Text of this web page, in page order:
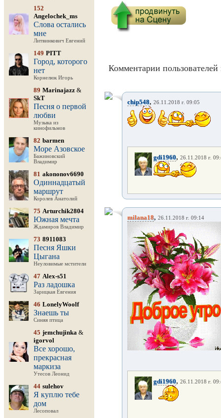
152
Angelochek_ms
Слова остались
мне
Литвинкович Евгений
149 PITT
Город, которого
нет
Корнелюк Игорь
89 Marinajazz &
SkT
Песня о первой
любви
Музыка из
кинофильмов
82 barmen
Море Азовское
Бажиновский
Владимир
81 akononov6690
Одиннадцатый
маршрут
Королев Анатолий
75 Arturchik2804
Южная мечта
Ждамиров Владимир
73 8911083
Песня Яшки
Цыгана
Неуловимые мстители
47 Alex-s51
Раз ладошка
Зарицкая Евгения
46 LonelyWoolf
Знаешь ты
Синяя птица
45 jemchujinka &
igorvol
Все хорошо,
прекрасная
маркиза
Утесов Леонид
44 sulehov
Я куплю тебе
дом
Лесоповал
Комментарии пользователей
chip548, 26.11.2018 г. 09:05
gdi1960, 26.11.2018 г.
milana18, 26.11.2018 г. 09:14
gdi1960, 26.11.2018 г.